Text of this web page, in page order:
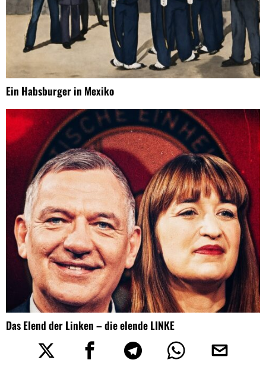
Ein Habsburger in Mexiko
Das Elend der Linken – die elende LINKE